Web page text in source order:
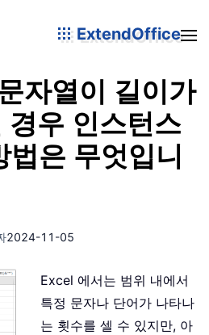
ExtendOffice
자열이 길이가
경우 인스턴스
법은 무엇입니
2024-11-05
Excel 에서는 범위 내에서
특정 문자나 단어가 나타나
는 횟수를 셀 수 있지만, 아